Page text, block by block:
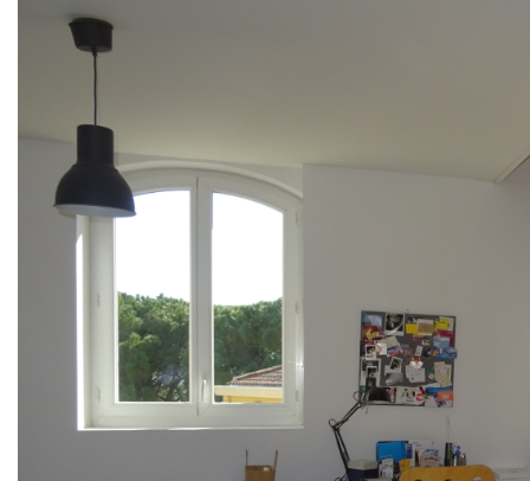
nécessite aucuns travaux.
Il offre également la possibilité de fermer la 2ème chambre
communs et provision d'eau froide.
Idéal pour une vie de famille à proximité de toutes les
commodités du centre-ville de Salon de Provence.
Prix de vente 219 000€, Honoraires agence charge
Vente Salon de Provence,